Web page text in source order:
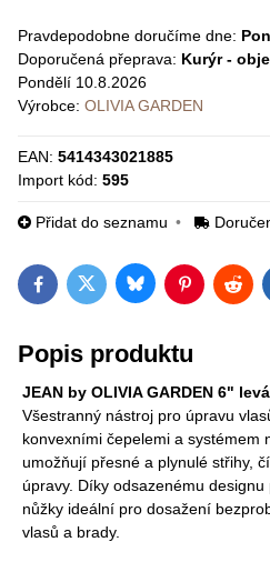
Pravdepodobne doručíme dne:
Kurýr -
Pondělí 10.8.2026
Výrobce: OLIVIA GARDEN
EAN: 5414343021885
Import kód: 595
Přidat do seznamu
FacebookTwitterBlueskyPinterest
Popis produktu
JEAN by OLIVIA GARDEN 6"
Všestranný nástroj pro úpravu
konvexními čepelemi a systémem
umožňují přesné a plynulé střihy,
úpravy. Díky odsazenému
nůžky ideální pro dosažení
vlasů a brady.